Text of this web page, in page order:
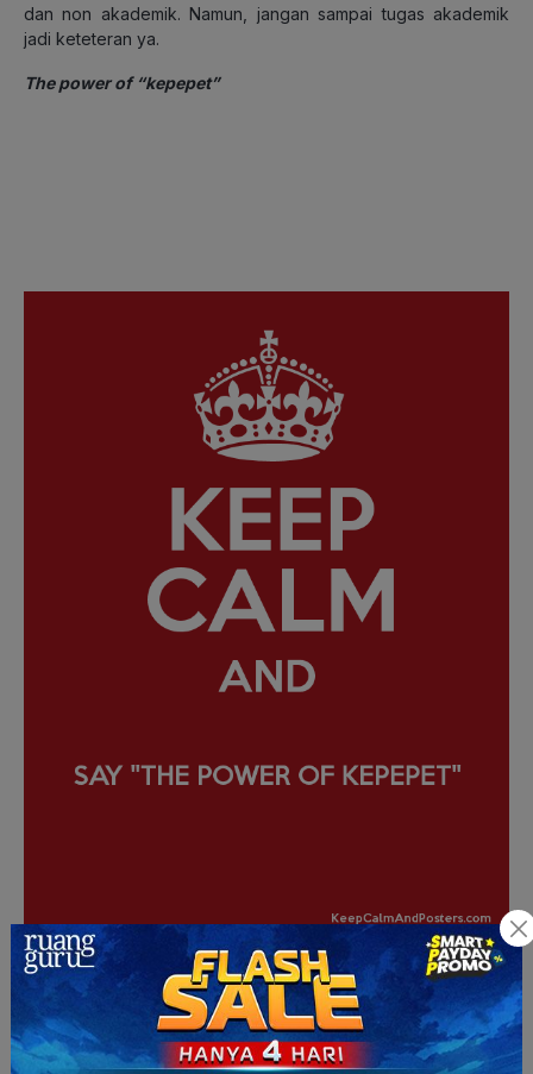
dan non akademik. Namun, jangan sampai tugas akademik
jadi keteteran ya.
The power of “kepepet”